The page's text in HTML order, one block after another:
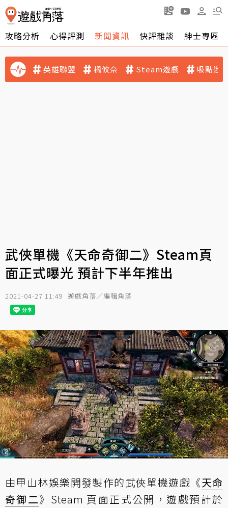
攻略分析 心得評測 新聞資訊 快評雜談 紳士專區
英雄聯盟 橘攸奈 Steam遊戲 吸點迷
武俠單機《天命奇御二》Steam頁
面正式曝光 預計下半年推出
2021-04-27 11:49 遊戲角落／編輯角落
由甲山林娛樂開發製作的武俠單機遊戲《天命
奇御二》Steam 頁面正式公開，遊戲預計於